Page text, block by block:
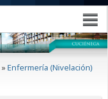
»Enfermería (Nivelación)